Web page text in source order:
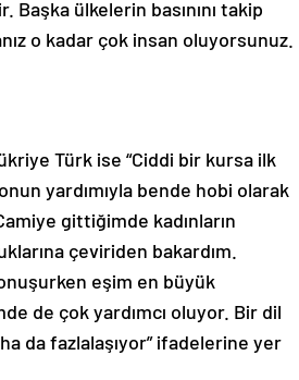
ülkelerin basınını takip
o kadar çok insan oluyorsunuz.
Türk ise “Ciddi bir kursa ilk
yardımıyla bende hobi olarak
gittiğimde kadınların
çeviriden bakardım.
eşim en büyük
de çok yardımcı oluyor. Bir dil
da fazlalaşıyor” ifadelerine yer